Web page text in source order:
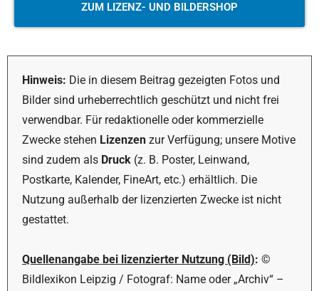
ZUM LIZENZ- UND BILDERSHOP
Hinweis: Die in diesem Beitrag gezeigten Fotos und
Bilder sind urheberrechtlich geschützt und nicht frei
verwendbar. Für redaktionelle oder kommerzielle
Zwecke stehen Lizenzen zur Verfügung; unsere Motive
sind zudem als Druck (z. B. Poster, Leinwand,
Postkarte, Kalender, FineArt, etc.) erhältlich. Die
Nutzung außerhalb der lizenzierten Zwecke ist nicht
gestattet.
Quellenangabe bei lizenzierter Nutzung (Bild): ©
Bildlexikon Leipzig / Fotograf: Name oder „Archiv“ –